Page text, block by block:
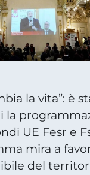
la vita”: è
la
UE Fesr e
mira a
del